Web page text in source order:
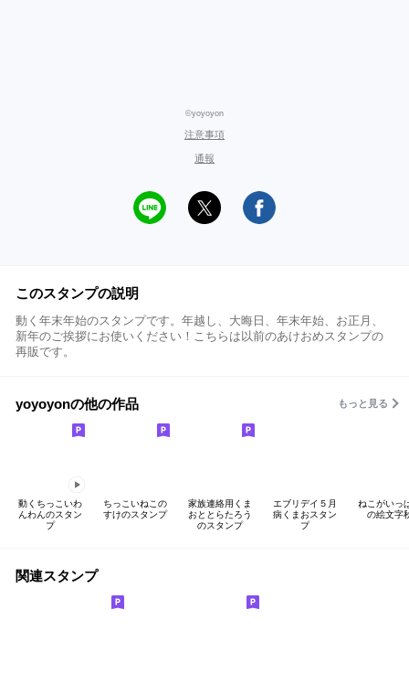
©yoyoyon
注意事項
通報
このスタンプの説明
動く年末年始のスタンプです。年越し、大晦日、年末年始、お正月、
新年のご挨拶にお使いください！こちらは以前のあけおめスタンプの
再販です。
yoyoyonの他の作品 もっと見る
動くちっこいわ
んわんのスタン
プ
ちっこいねこの
すけのスタンプ
家族連絡用くま
おととらたろう
のスタンプ
エブリデイ５月
病くまおスタン
プ
ねこがいっ
の絵文字
関連スタンプ